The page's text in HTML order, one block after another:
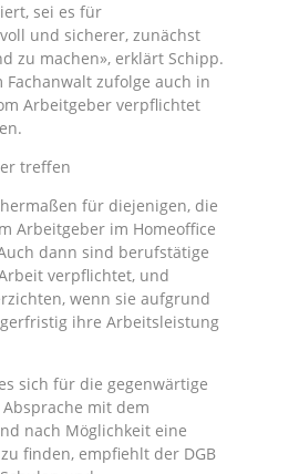
sei es für
und sicherer, zunächst
zu machen», erklärt Schipp.
zufolge auch in
Arbeitgeber verpflichtet
treffen
für diejenigen, die
Arbeitgeber im Homeoffice
dann sind berufstätige
verpflichtet, und
wenn sie aufgrund
ihre Arbeitsleistung
sich für die gegenwärtige
mit dem
nach Möglichkeit eine
finden, empfiehlt der DGB